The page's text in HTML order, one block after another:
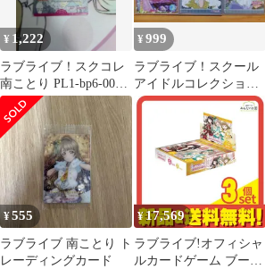
¥ 1,222
ラブライブ！スクコレ
南ことり PL1-bp6-003-
P
¥999
ラブライブ！スクール
アイドルコレクション
南ことり UR SR HR 3枚
¥555
ラブライブ 南ことり ト
レーディングカード
¥17,569
ラブライブ!オフィシャ
ルカードゲーム ブース